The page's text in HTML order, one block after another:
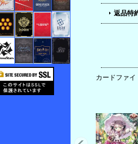
返品特
カードファ